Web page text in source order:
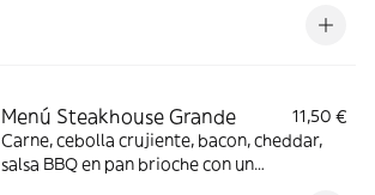
Menú Steakhouse Grande
11,50 €
Carne, cebolla crujiente, bacon, cheddar,
salsa BBQ en pan brioche con un